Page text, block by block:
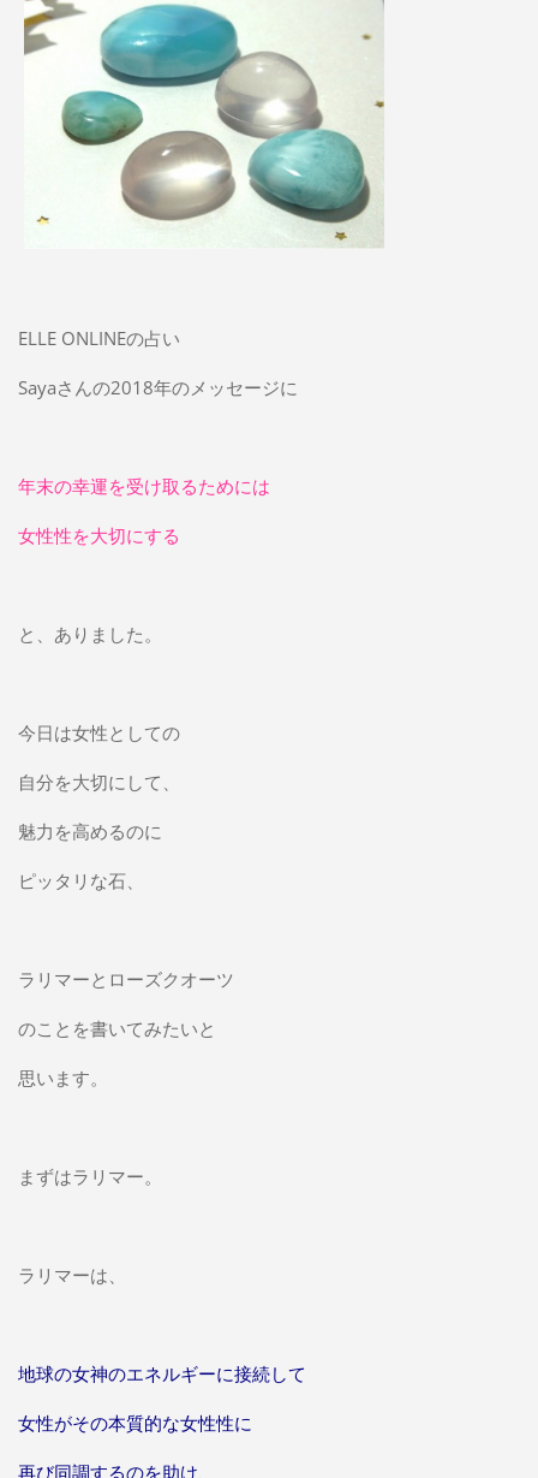
ELLE ONLINEの占い
Sayaさんの2018年のメッセージに
年末の幸運を受け取るためには
女性性を大切にする
と、ありました。
今日は女性としての
自分を大切にして、
魅力を高めるのに
ピッタリな石、
ラリマーとローズクオーツ
のことを書いてみたいと
思います。
まずはラリマー。
ラリマーは、
地球の女神のエネルギーに接続して
女性がその本質的な女性性に
再び同調するのを助け、